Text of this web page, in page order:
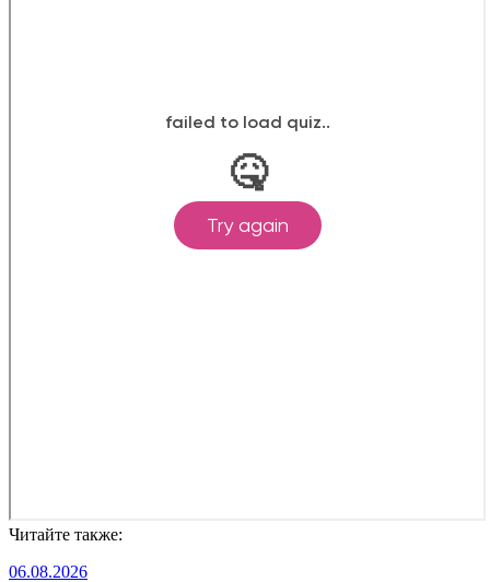
Читайте также:
06.08.2026